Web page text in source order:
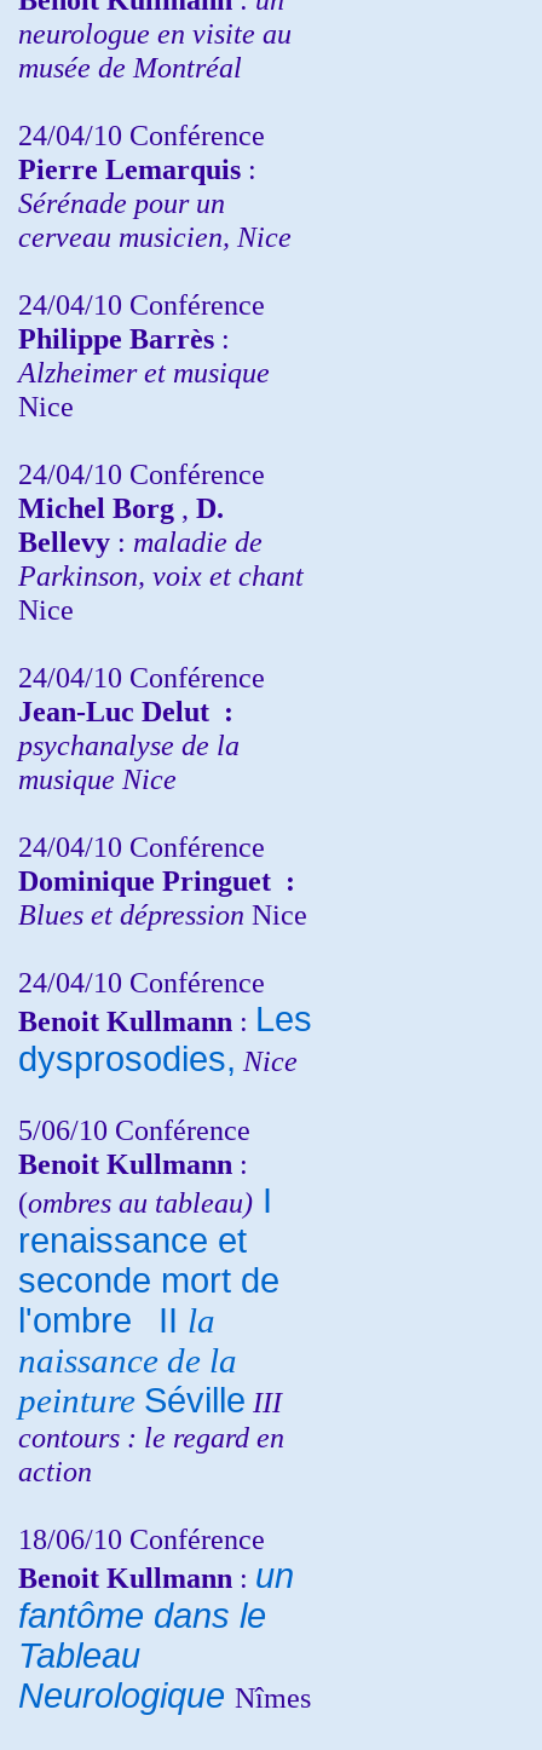
neurologue en visite au
musée de Montréal
24/04/10 Conférence
Pierre Lemarquis :
Sérénade pour un
cerveau musicien, Nice
24/04/10 Conférence
Philippe Barrès :
Alzheimer et musique
Nice
24/04/10 Conférence
Michel Borg , D.
Bellevy : maladie de
Parkinson, voix et chant
Nice
24/04/10 Conférence
Jean-Luc Delut :
psychanalyse de la
musique Nice
24/04/10 Conférence
Dominique Pringuet :
Blues et dépression Nice
24/04/10 Conférence
Benoit Kullmann : Les
dysprosodies, Nice
5/06/10 Conférence
Benoit Kullmann :
(ombres au tableau) I
renaissance et
seconde mort de
l'ombre
II la
naissance de la
peinture Séville III
contours : le regard en
action
18/06/10 Conférence
Benoit Kullmann : un
fantôme dans le
Tableau
Neurologique Nîmes